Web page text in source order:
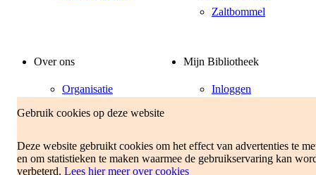
Gebruik cookies op deze website
Deze website gebruikt cookies om het effect van advertenties te
en om statistieken te maken waarmee de gebruikservaring kan
verbeterd. Lees hier meer over cookies
Zaltbommel
Over ons
Organisatie
Vacatures
Tarieven
Privacyverklaring
Mijn Bibliotheek
Inloggen